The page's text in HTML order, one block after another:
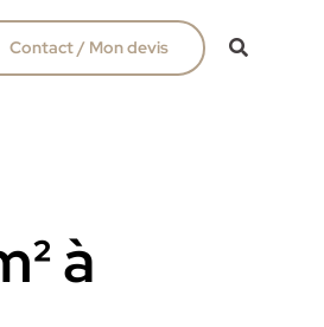
Contact / Mon devis
à